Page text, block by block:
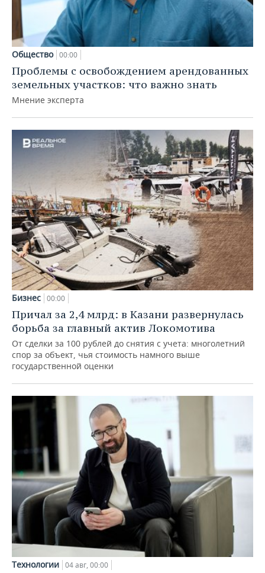
Общество 00:00
Проблемы с освобождением арендованных
земельных участков: что важно знать
Мнение эксперта
Бизнес 00:00
Причал за 2,4 млрд: в Казани развернулась
борьба за главный актив Локомотива
От сделки за 100 рублей до снятия с учета: многолетний
спор за объект, чья стоимость намного выше
государственной оценки
Технологии 04 авг, 00:00